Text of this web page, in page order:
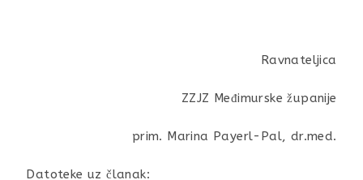
Ravnateljica
ZZJZ Međimurske županije
prim. Marina Payerl-Pal, dr.med.
Datoteke uz članak: